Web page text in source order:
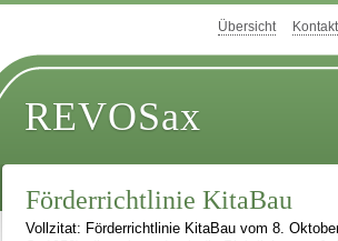
Übersicht Kontakt
REVOSax
Förderrichtlinie KitaBau
Vollzitat: Förderrichtlinie KitaBau vom 8.